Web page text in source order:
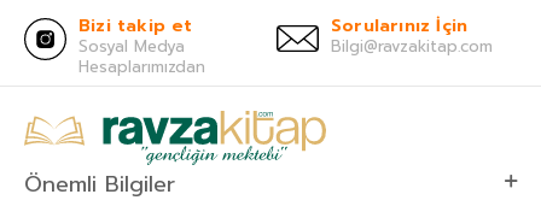
Bizi takip et
Sosyal Medya
Hesaplarımızdan
Sorularınız İçin
Bilgi@ravzakitap.com
Önemli Bilgiler